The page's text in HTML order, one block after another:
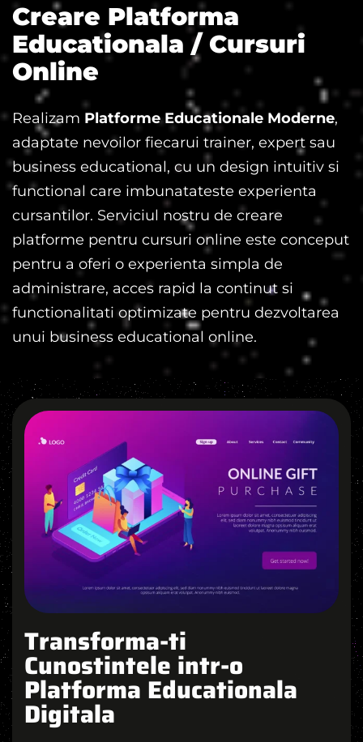
Creare Platforma
Educationala / Cursuri
Online
Realizam Platforme Educationale Moderne,
adaptate nevoilor fiecarui trainer, expert sau
business educational, cu un design intuitiv si
functional care imbunatateste experienta
cursantilor. Serviciul nostru de creare
platforme pentru cursuri online este conceput
pentru a oferi o experienta simpla de
administrare, acces rapid la continut si
functionalitati optimizate pentru dezvoltarea
unui business educational online.
Transforma-ti
Cunostintele intr-o
Platforma Educationala
Digitala